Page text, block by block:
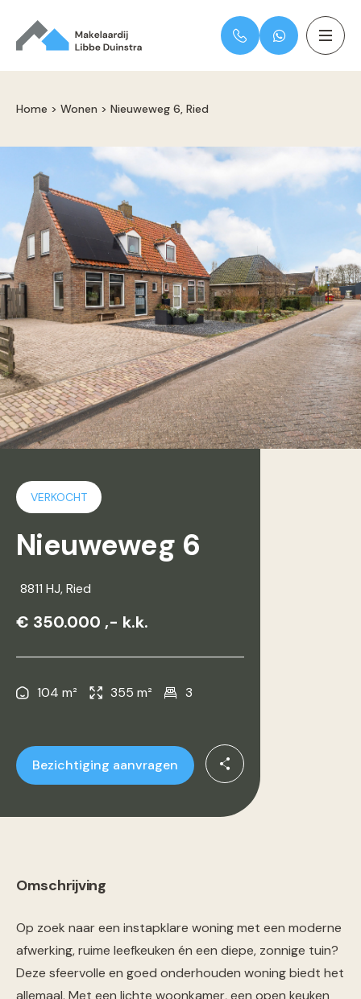
Home > Wonen > Nieuweweg 6, Ried
VERKOCHT
Nieuweweg 6
8811 HJ, Ried
€ 350.000 ,- k.k.
104 m² 355 m² 3
Bezichtiging aanvragen
Omschrijving
Op zoek naar een instapklare woning met een moderne
afwerking, ruime leefkeuken én een diepe, zonnige tuin?
Deze sfeervolle en goed onderhouden woning biedt het
allemaal. Met een lichte woonkamer, een open keuken